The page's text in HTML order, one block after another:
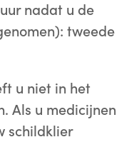
nadat u de
tweede
u niet in het
Als u medicijnen
schildklier